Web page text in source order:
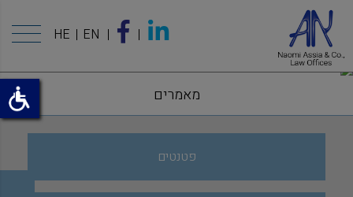
HE EN
מאמרים
פטנטים